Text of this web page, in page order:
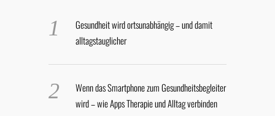
Gesundheit wird ortsunabhängig – und damit
alltagstauglicher
Wenn das Smartphone zum Gesundheitsbegleiter
wird – wie Apps Therapie und Alltag verbinden